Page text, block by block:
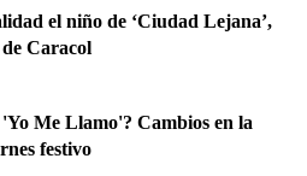
el niño de ‘Ciudad Lejana’,
Caracol
Me Llamo'? Cambios en la
festivo